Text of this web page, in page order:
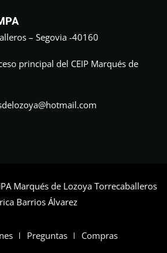
– Segovia -40160
principal del CEIP Marqués de
Marqués de Lozoya Torrecaballeros
Barrios Álvarez
Preguntas Compras